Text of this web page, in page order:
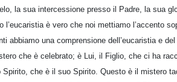
la sua intercessione presso il Padre, la sua
l’eucaristia è vero che noi mettiamo l’accento
abbiamo una comprensione dell’eucaristia e
che è celebrato; è Lui, il Figlio, che ci ha
che è il suo Spirito. Questo è il mistero